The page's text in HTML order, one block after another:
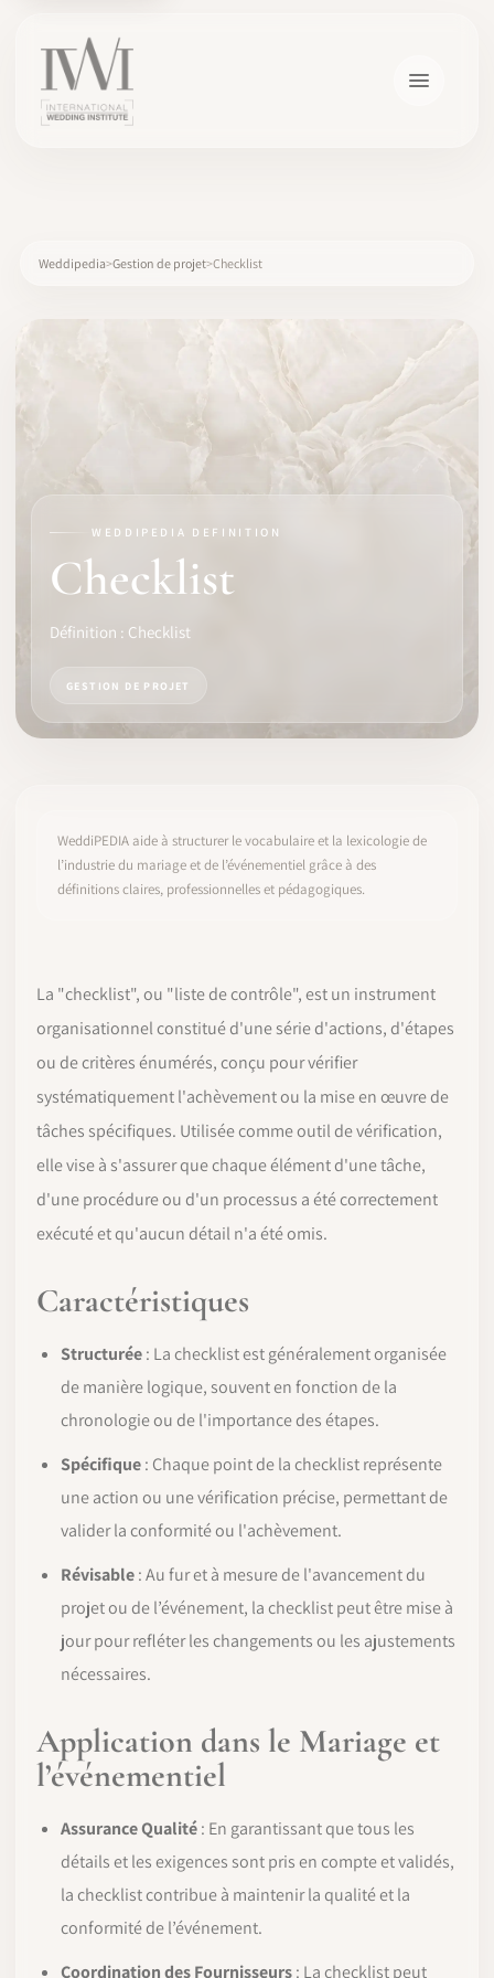
LOGICIEL
IDENTITÉ PRO
COMMENCER
Weddipedia Gestion de projet Checklist
WEDDIPEDIA DEFINITION
Checklist
Définition : Checklist
GESTION DE PROJET
WeddiPEDIA aide à structurer le vocabulaire et la lexicologie de
l’industrie du mariage et de l’événementiel grâce à des
définitions claires, professionnelles et pédagogiques.
La "checklist", ou "liste de contrôle", est un instrument
organisationnel constitué d'une série d'actions, d'étapes
ou de critères énumérés, conçu pour vérifier
systématiquement l'achèvement ou la mise en œuvre de
tâches spécifiques. Utilisée comme outil de vérification,
elle vise à s'assurer que chaque élément d'une tâche,
d'une procédure ou d'un processus a été correctement
exécuté et qu'aucun détail n'a été omis.
Caractéristiques
Structurée: La checklist est généralement organisée
de manière logique, souvent en fonction de la
chronologie ou de l'importance des étapes.
Spécifique: Chaque point de la checklist représente
une action ou une vérification précise, permettant de
valider la conformité ou l'achèvement.
Révisable: Au fur et à mesure de l'avancement du
projet ou de l’événement, la checklist peut être mise à
jour pour refléter les changements ou les ajustements
nécessaires.
Application dans le Mariage et
l’événementiel
Assurance Qualité: En garantissant que tous les
détails et les exigences sont pris en compte et validés,
la checklist contribue à maintenir la qualité et la
conformité de l’événement.
Coordination des Fournisseurs: La checklist peut